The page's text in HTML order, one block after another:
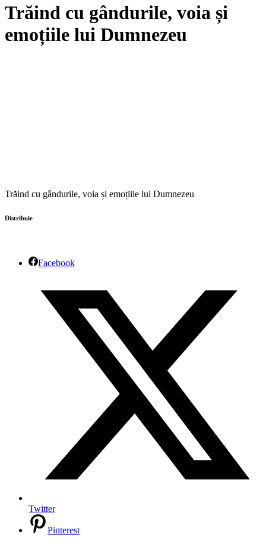
Trăind cu gândurile, voia și
emoțiile lui Dumnezeu
Trăind cu gândurile, voia și emoțiile lui Dumnezeu
Distribuie
Facebook
Twitter
Pinterest